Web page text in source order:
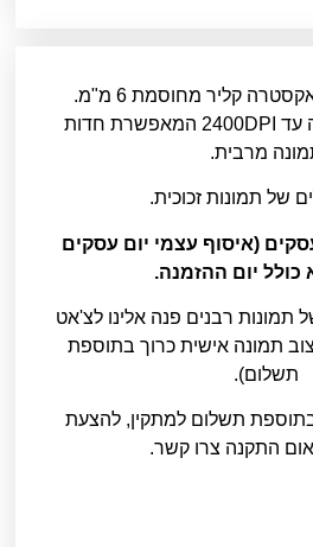
הדפסה על זכוכית אקסטרה קליר מחוסמת 6 מ"מ.
איכות הדפסה מגיעה עד 2400DPI המאפשרת חדות
מרבית.
של תמונות זכוכית.
14 ימי עסקים (איסוף עצמי יום עסקים
כולל יום ההזמנה.
תמונות רבנים פנה אלינו לצ'אט
תמונה אישית כרוך בתוספת
תשלום).
בתוספת תשלום למתקין, להצעת
התקנה צרו קשר.